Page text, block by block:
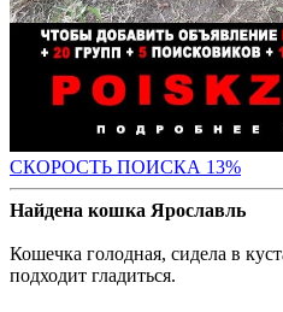
СКОРОСТЬ ПОИСКА 13%
Найдена кошка Ярославль
Кошечка голодная, сидела в
подходит гладиться.